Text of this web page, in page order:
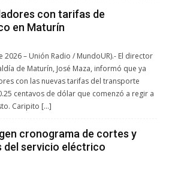
con tarifas de
en Maturín
2026 – Unión Radio / MundoUR).- El director
de Maturín, José Maza, informó que ya
con las nuevas tarifas del transporte
centavos de dólar que comenzó a regir a
Caripito […]
cronograma de cortes y
del servicio eléctrico